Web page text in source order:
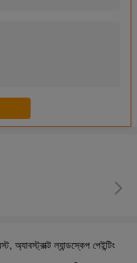
জন্য ফ্লোরাল অয়েল পেইন্টিং ওয়াল আর্ট
পেইন্টিং প্রাচীর সজ্জা
আঁকা আধুনিক শিল্প পেন্টিং
ফ্ল্যামেনকো ড্যান্সার ক্যানভাস আর্ট
ক্যাসিনো পপ গেমিং ওয়াল আর্ট
ক্যানভাস স্যাক্সোফোন রুম সজ্জা
অ্যাবস্ট্রাক্ট ল্যান্ডস্কেপ পেইন্টিং